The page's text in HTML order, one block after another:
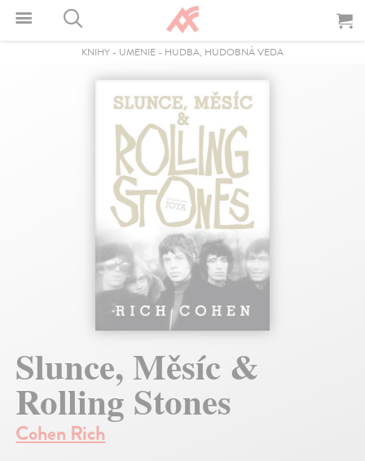
KNIHY - UMENIE - HUDBA, HUDOBNÁ VEDA
Slunce, Měsíc &
Rolling Stones
Cohen Rich